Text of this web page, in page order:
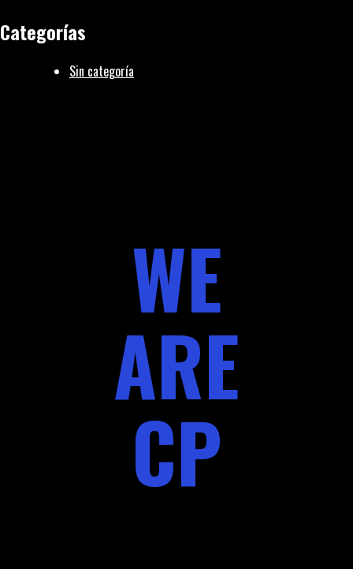
Categorías
Sin categoría
WE
ARE
CP